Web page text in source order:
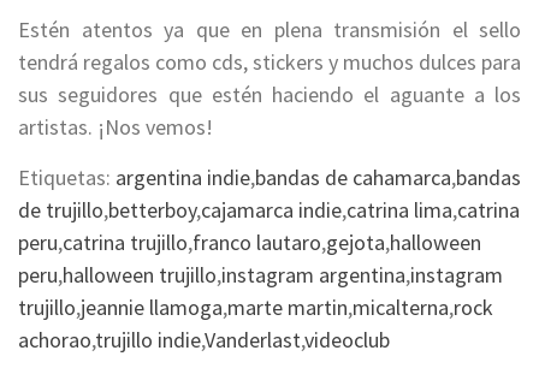
Estén atentos ya que en plena transmisión el sello
tendrá regalos como cds, stickers y muchos dulces para
sus seguidores que estén haciendo el aguante a los
artistas. ¡Nos vemos!
Etiquetas: argentina indie,bandas de cahamarca,bandas
de trujillo,betterboy,cajamarca indie,catrina lima,catrina
peru,catrina trujillo,franco lautaro,gejota,halloween
peru,halloween trujillo,instagram argentina,instagram
trujillo,jeannie llamoga,marte martin,micalterna,rock
achorao,trujillo indie,Vanderlast,videoclub